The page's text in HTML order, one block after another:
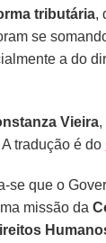
tributária,
se
a do
Vieira,
A tradução é do
se que o
missão da